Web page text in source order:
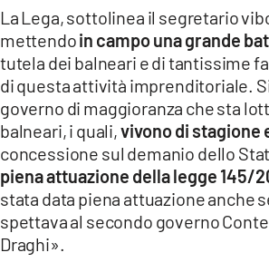
La Lega, sottolinea il segretario
mettendoin campo una grande
tutela dei balneari e di tantissime
di questa attività imprenditoriale.
governo di maggioranza che sta
balneari, i quali,vivono di stagione
concessione sul demanio dello
piena attuazione della legge 145/
stata data piena attuazione anche
spettava al secondo governo
Draghi».